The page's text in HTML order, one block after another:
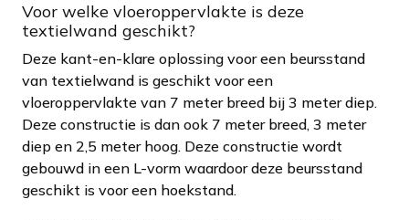
Voor welke vloeroppervlakte is deze
textielwand geschikt?
Deze kant-en-klare oplossing voor een beursstand
van textielwand is geschikt voor een
vloeroppervlakte van 7 meter breed bij 3 meter diep.
Deze constructie is dan ook 7 meter breed, 3 meter
diep en 2,5 meter hoog. Deze constructie wordt
gebouwd in een L-vorm waardoor deze beursstand
geschikt is voor een hoekstand.